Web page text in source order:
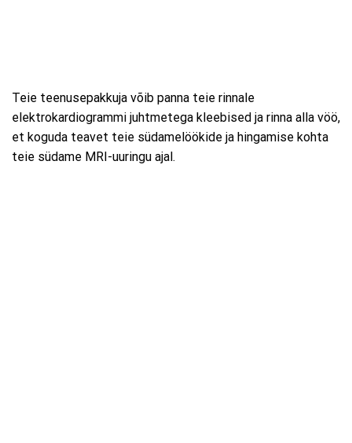
Teie teenusepakkuja võib panna teie rinnale
elektrokardiogrammi juhtmetega kleebised ja rinna alla vöö,
et koguda teavet teie südamelöökide ja hingamise kohta
teie südame MRI-uuringu ajal.